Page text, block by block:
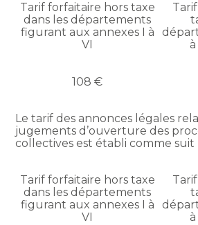
Tarif forfaitaire hors taxe
dans les départements
figurant aux annexes I à
VI
108 €
Le tarif des annonces légales
jugements d’ouverture des
collectives est établi comme suit :
Tarif forfaitaire hors taxe
dans les départements
figurant aux annexes I à
VI